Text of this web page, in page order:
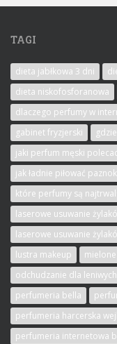
TAGI
dieta jabłkowa 3 dni
dieta niskofosforanowa
dlaczego perfumy w
gabinet fryzjerski
jaki perfum męski
jak ładnie piłować
które perfumy są
laserowe usuwanie
laserowe usuwanie
lustra makeup
odchudzanie dla leniwych
perfumeria bella
perfumeria harcerska
perfumeria internetowa